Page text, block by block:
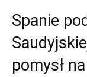
Spanie
pomysł